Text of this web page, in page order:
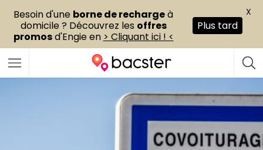
Besoin d'une borne de rechargeà
domicile ? Découvrez les offres
promosd'Engie en > Cliquant ici ! <
Plus tard
X